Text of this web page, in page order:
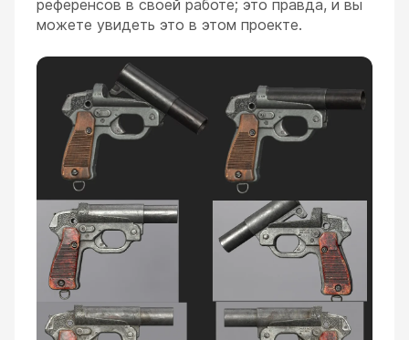
референсов в своей работе; это правда, и вы
можете увидеть это в этом проекте.